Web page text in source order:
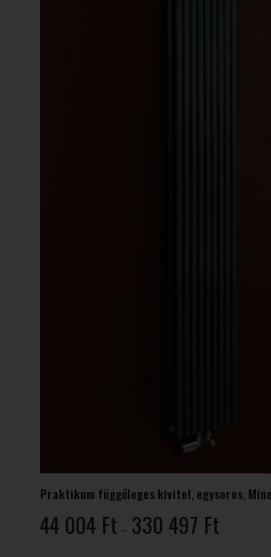
Praktikum függőleges kivitel, egysoros,
44 004 Ft – 330 497 Ft44